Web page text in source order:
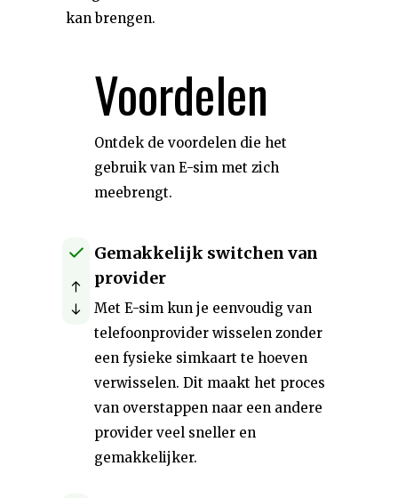
kan brengen.
Voordelen
Ontdek de voordelen die het
gebruik van E-sim met zich
meebrengt.
Gemakkelijk switchen van
provider
Met E-sim kun je eenvoudig van
telefoonprovider wisselen zonder
een fysieke simkaart te hoeven
verwisselen. Dit maakt het proces
van overstappen naar een andere
provider veel sneller en
gemakkelijker.